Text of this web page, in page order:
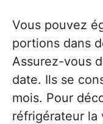
Vous pouvez
portions dans
Assurez-vous
date. Ils se
mois. Pour
réfrigérateur la